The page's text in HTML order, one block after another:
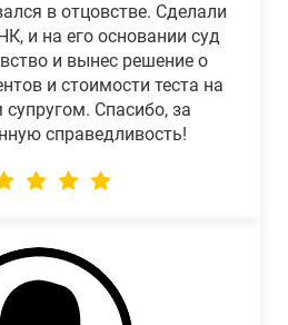
в отцовстве. Сделали
и на его основании суд
и вынес решение о
и стоимости теста на
Спасибо, за
справедливость!